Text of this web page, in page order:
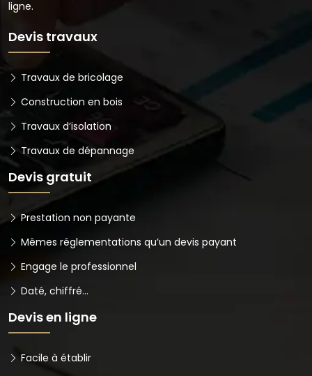
ligne.
Devis travaux
Travaux de bricolage
Construction en bois
Travaux d’isolation
Travaux de dépannage
Devis gratuit
Prestation non payante
Mêmes réglementations qu’un devis payant
Engage le professionnel
Daté, chiffré…
Devis en ligne
Facile à établir